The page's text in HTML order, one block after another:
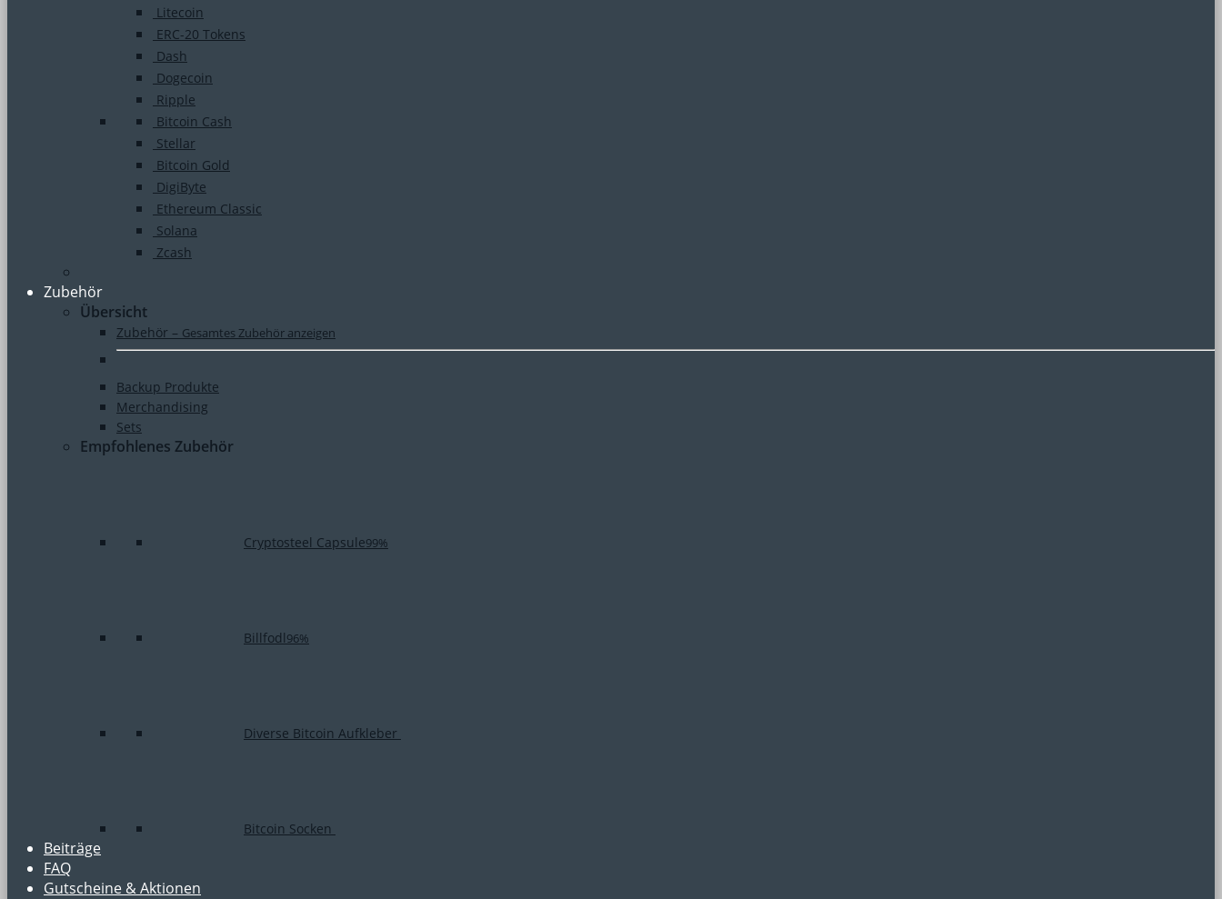
Litecoin
ERC-20 Tokens
Dash
Dogecoin
Ripple
Bitcoin Cash
Stellar
Bitcoin Gold
DigiByte
Ethereum Classic
Solana
Zcash
Zubehör
Übersicht
Zubehör – Gesamtes Zubehör anzeigen
Backup Produkte
Merchandising
Sets
Empfohlenes Zubehör
Cryptosteel Capsule99%
Billfodl96%
Diverse Bitcoin Aufkleber
Bitcoin Socken
Beiträge
FAQ
Gutscheine & Aktionen